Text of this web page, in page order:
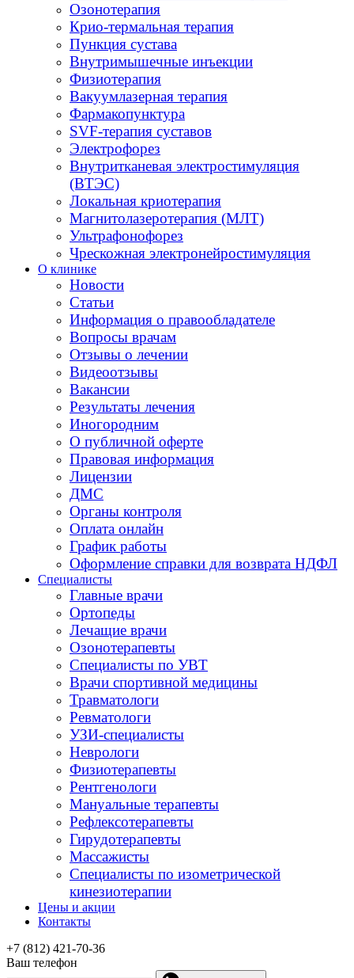
Озонотерапия
Крио-термальная терапия
Пункция сустава
Внутримышечные инъекции
Физиотерапия
Вакуумлазерная терапия
Фармакопунктура
SVF-терапия суставов
Электрофорез
Внутритканевая электростимуляция
(ВТЭС)
Локальная криотерапия
Магнитолазеротерапия (МЛТ)
Ультрафонофорез
Чрескожная электронейростимуляция
О клинике
Новости
Статьи
Информация о правообладателе
Вопросы врачам
Отзывы о лечении
Видеоотзывы
Вакансии
Результаты лечения
Иногородним
О публичной оферте
Правовая информация
Лицензии
ДМС
Органы контроля
Оплата онлайн
График работы
Оформление справки для возврата НДФЛ
Специалисты
Главные врачи
Ортопеды
Лечащие врачи
Озонотерапевты
Специалисты по УВТ
Врачи спортивной медицины
Травматологи
Ревматологи
УЗИ-специалисты
Неврологи
Физиотерапевты
Рентгенологи
Мануальные терапевты
Рефлексотерапевты
Гирудотерапевты
Массажисты
Специалисты по изометрической
кинезиотерапии
Цены и акции
Контакты
+7 (812) 421-70-36
Ваш телефон